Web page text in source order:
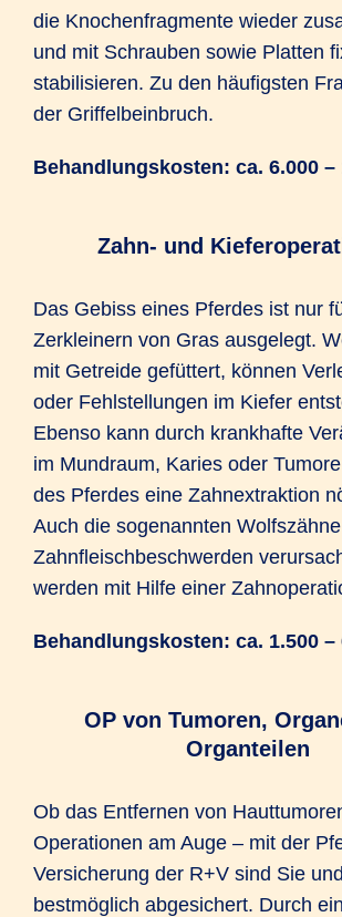
die Knochenfragmente wieder
und mit Schrauben sowie Platten
stabilisieren. Zu den häufigsten
der Griffelbeinbruch.
Behandlungskosten: ca. 6.000 –
Zahn- und
Das Gebiss eines Pferdes ist nur
Zerkleinern von Gras ausgelegt.
mit Getreide gefüttert, können
oder Fehlstellungen im Kiefer
Ebenso kann durch krankhafte
im Mundraum, Karies oder
des Pferdes eine Zahnextraktion
Auch die sogenannten
Zahnfleischbeschwerden
werden mit Hilfe einer
Behandlungskosten: ca. 1.500 –
OP von Tumoren,
Organteilen
Ob das Entfernen von
Operationen am Auge – mit der
Versicherung der R+V sind Sie
bestmöglich abgesichert. Durch